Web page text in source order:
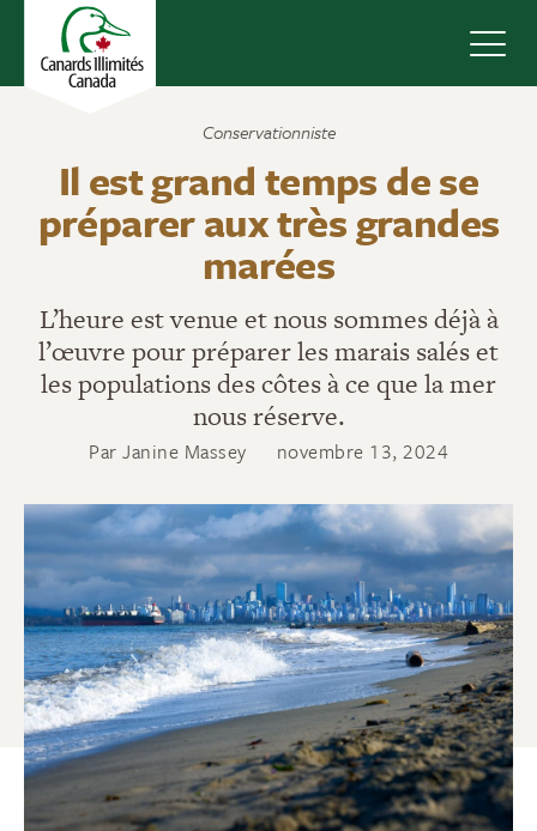
Conservationniste
Il est grand temps de se
préparer aux très grandes
marées
L’heure est venue et nous sommes déjà à
l’œuvre pour préparer les marais salés et
les populations des côtes à ce que la mer
nous réserve.
Par Janine Massey novembre 13, 2024